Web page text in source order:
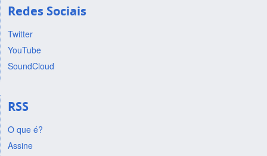
Redes Sociais
Twitter
YouTube
SoundCloud
RSS
O que é?
Assine